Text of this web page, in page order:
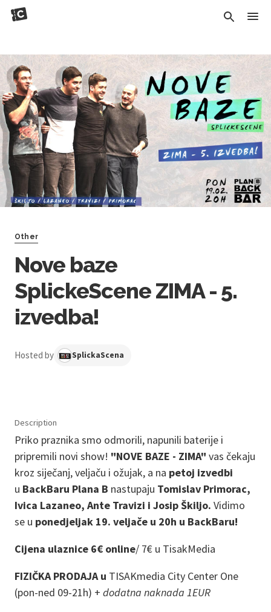
Other
Nove baze
SplickeScene ZIMA - 5.
izvedba!
Hosted by SplickaScena
Description
Priko praznika smo odmorili, napunili baterije i
pripremili novi show! "NOVE BAZE - ZIMA" vas čekaju
kroz siječanj, veljaču i ožujak, a na petoj izvedbi
u BackBaru Plana B nastupaju Tomislav Primorac,
Ivica Lazaneo, Ante Travizi i Josip Škiljo. Vidimo
se u ponedjeljak 19. veljače u 20h u BackBaru!
Cijena ulaznice 6€ online/ 7€ u TisakMedia
FIZIČKA PRODAJA u TISAKmedia City Center One
(pon-ned 09-21h) + dodatna naknada 1EUR